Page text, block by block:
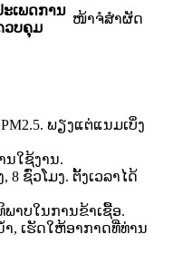
ະເພດການ
ວບຄຸມ
ໜ້າຈໍສຳຜັດ
ພຽງແຕ່ແນມເບິ່ງ
ໃຊ້ງານ.
8 ຊົ່ວໂມງ. ຕັ້ງເວລາໄດ້
າບໃນການຂ້າເຊື້ອ.
, ເຮັດໃຫ້ອາກາດທີ່ທ່ານ